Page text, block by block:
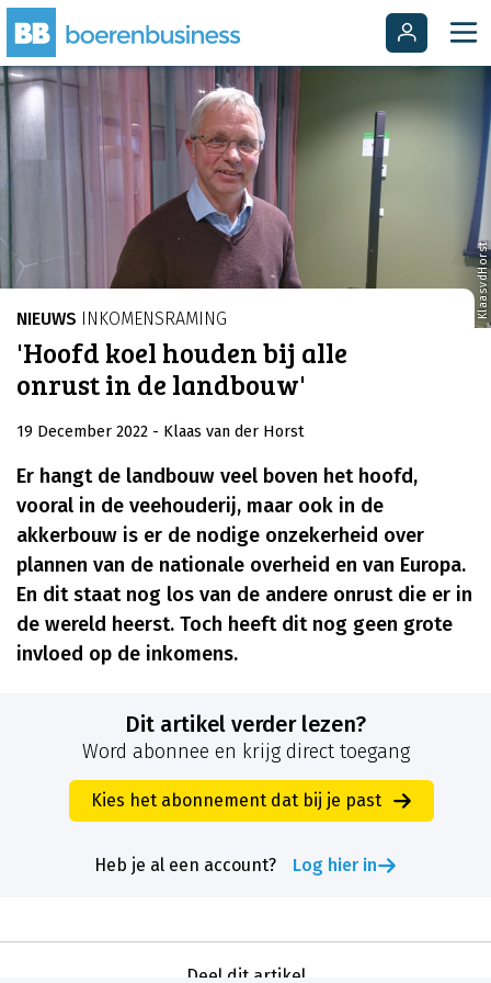
KlaasvdHorst
NIEUWS INKOMENSRAMING
'Hoofd koel houden bij alle
onrust in de landbouw'
19 December 2022 - Klaas van der Horst
Er hangt de landbouw veel boven het hoofd,
vooral in de veehouderij, maar ook in de
akkerbouw is er de nodige onzekerheid over
plannen van de nationale overheid en van Europa.
En dit staat nog los van de andere onrust die er in
de wereld heerst. Toch heeft dit nog geen grote
invloed op de inkomens.
Dit artikel verder lezen?
Word abonnee en krijg direct toegang
Kies het abonnement dat bij je past
Heb je al een account? Log hier in
Deel dit artikel